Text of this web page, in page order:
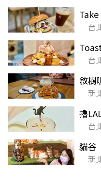
Take
台
台
敘樹
新
擼
台
貓谷
新